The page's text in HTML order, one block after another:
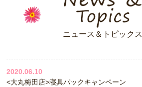
ニュース＆トピックス
2020.06.10
<大丸梅田店>寝具パックキャンペーン